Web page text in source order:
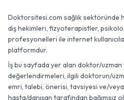
Doktorsitesi.com sağlık sektöründe
diş hekimleri, fizyoterapistler,
profesyonelleri ile internet
platformdur.
İş bu sayfada yer alan doktor/uzman
değerlendirmeleri, ilgili doktorun/
emri, talebi, önerisi, tavsiyesi ve/veya
hasta/danışan tarafından bağımsız